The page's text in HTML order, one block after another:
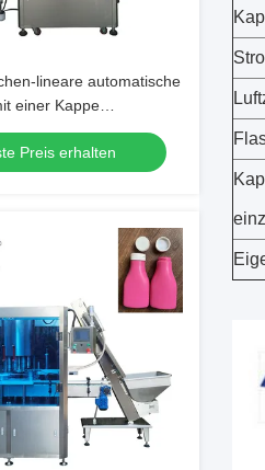
lineare automatische
einer Kappe
Maschinen-Drücken und
Preis erhalten